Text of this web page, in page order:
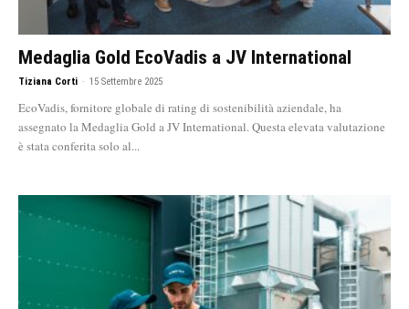
Medaglia Gold EcoVadis a JV International
Tiziana Corti - 15 Settembre 2025
EcoVadis, fornitore globale di rating di sostenibilità aziendale, ha
assegnato la Medaglia Gold a JV International. Questa elevata valutazione
è stata conferita solo al...